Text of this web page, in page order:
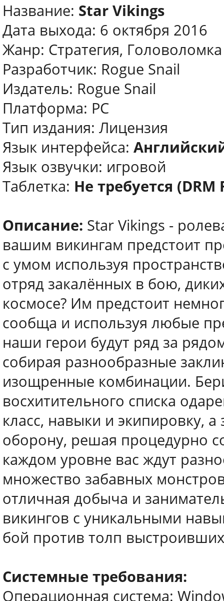
Название: Star Vikings
Дата выхода: 6 октября 2016
Жанр: Стратегия, Головоломка
Разработчик: Rogue Snail
Издатель: Rogue Snail
Платформа: PC
Тип издания: Лицензия
Язык интерфейса:
Язык озвучки: игровой
Таблетка: Не требуется (DRM
Описание: Star Vikings -
вашим викингам предстоит
с умом используя
отряд закалённых в бою,
космосе? Им предстоит
сообща и используя любые
наши герои будут ряд за
собирая разнообразные
изощренные комбинации.
восхитительного списка
класс, навыки и экипировку,
оборону, решая процедурно
каждом уровне вас ждут
множество забавных
отличная добыча и
викингов с уникальными
бой против толп
Системные требования:
Операционная система: